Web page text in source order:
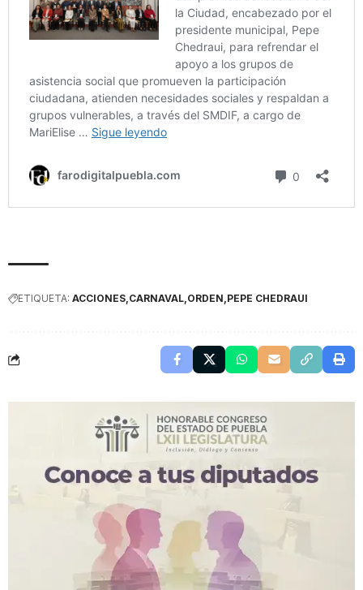
ETIQUETA: ACCIONES CARNAVAL ORDEN PEPE CHEDRAUI